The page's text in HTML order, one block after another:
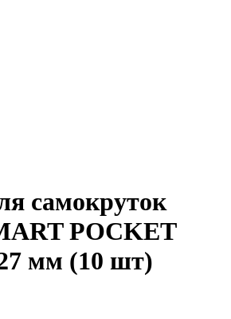
самокруток
POCKET
мм (10 шт)